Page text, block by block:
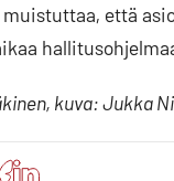
että
kuva: Jukka
JaaJako: